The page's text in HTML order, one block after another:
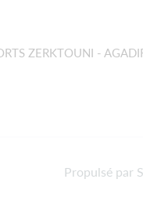
ZERKTOUNI -
Propulsé par